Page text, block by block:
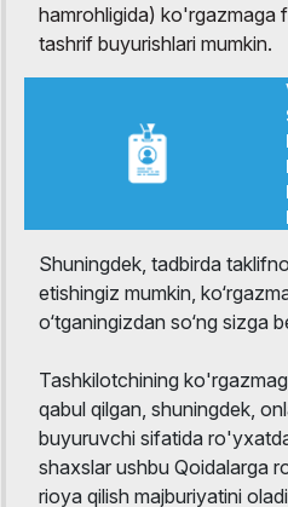
hamrohligida) ko'rgazmaga
tashrif buyurishlari mumkin.
Shuningdek, tadbirda
etishingiz mumkin,
o‘tganingizdan so‘ng sizga
Tashkilotchining
qabul qilgan, shuningdek,
buyuruvchi sifatida
shaxslar ushbu Qoidalarga
rioya qilish majburiyatini